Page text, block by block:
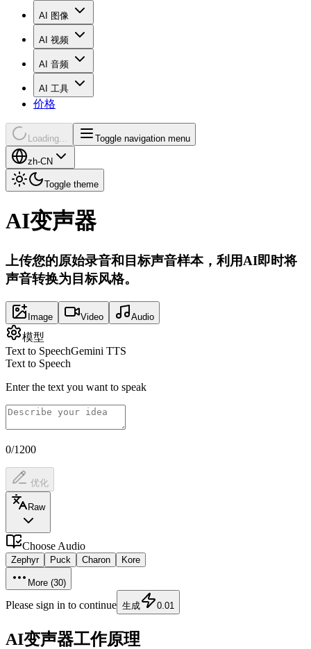
AI 图像
AI 视频
AI 音频
AI 工具
价格
Loading... Toggle navigation menu
zh-CN
Toggle theme
AI变声器
上传您的原始录音和目标声音样本，利用AI即时将
声音转换为目标风格。
Image Video Audio
模型
Text to SpeechGemini TTS
Text to Speech
Enter the text you want to speak
0/1200
优化
Raw
Choose Audio
Zephyr Puck Charon Kore
More (30)
Please sign in to continue 生成 0.01
AI变声器工作原理